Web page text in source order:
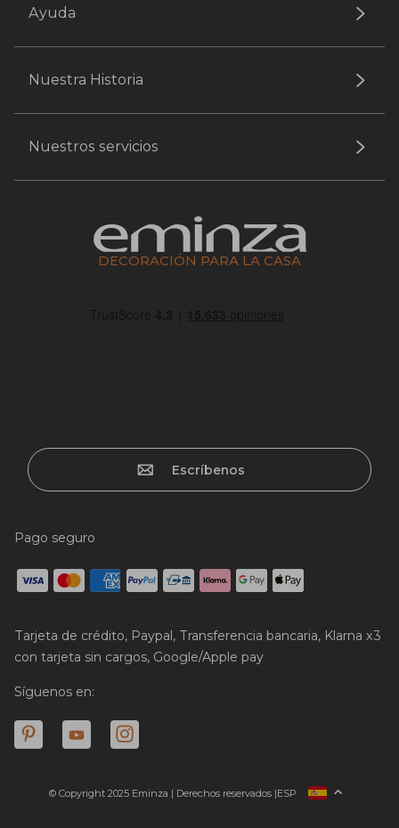
Ayuda
Nuestra Historia
Nuestros servicios
DECORACIÓN PARA LA CASA
Escríbenos
Pago seguro
Tarjeta de crédito, Paypal, Transferencia bancaria, Klarna x3
con tarjeta sin cargos, Google/Apple pay
Síguenos en:
© Copyright 2025 Eminza | Derechos reservados |
FRANCIAESP